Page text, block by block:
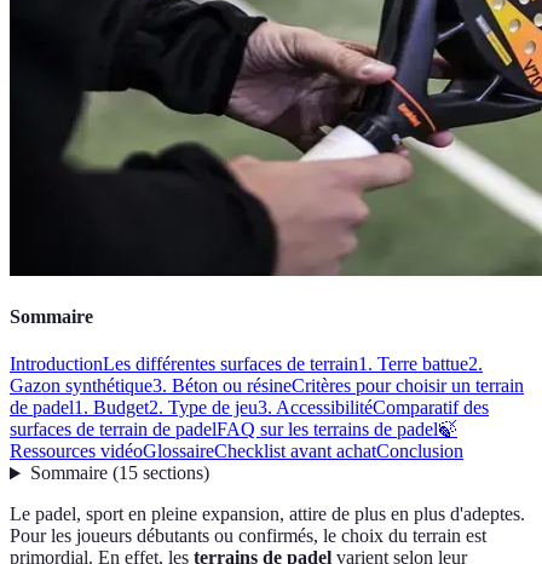
Sommaire
IntroductionLes différentes surfaces de terrain1. Terre battue2.
Gazon synthétique3. Béton ou résineCritères pour choisir un terrain
de padel1. Budget2. Type de jeu3. AccessibilitéComparatif des
surfaces de terrain de padelFAQ sur les terrains de padel🍃
Ressources vidéoGlossaireChecklist avant achatConclusion
Sommaire(15 sections)
Le padel, sport en pleine expansion, attire de plus en plus d'adeptes.
Pour les joueurs débutants ou confirmés, le choix du terrain est
primordial. En effet, les terrains de padel varient selon leur